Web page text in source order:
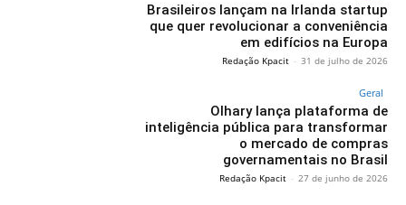
Brasileiros lançam na Irlanda startup
que quer revolucionar a conveniência
em edifícios na Europa
Redação Kpacit - 31 de julho de 2026
Geral
Olhary lança plataforma de
inteligência pública para transformar
o mercado de compras
governamentais no Brasil
Redação Kpacit - 27 de junho de 2026